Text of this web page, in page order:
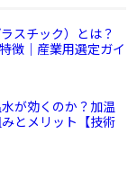
スチック）とは？
徴｜産業用選定ガイ
が効くのか？加温
とメリット【技術